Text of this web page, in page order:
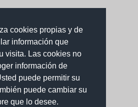
cookies propias y de
información que
visita. Las cookies no
información de
puede permitir su
puede cambiar su
que lo desee.